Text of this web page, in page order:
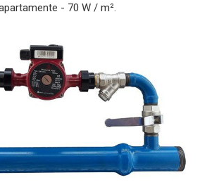
- 70 W / m².